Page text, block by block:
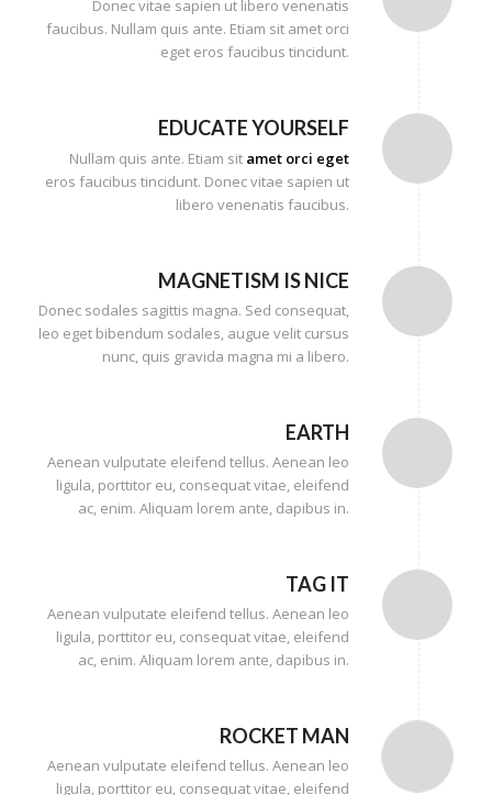
Donec vitae sapien ut libero venenatis
faucibus. Nullam quis ante. Etiam sit amet orci
eget eros faucibus tincidunt.
EDUCATE YOURSELF
Nullam quis ante. Etiam sit amet orci eget
eros faucibus tincidunt. Donec vitae sapien ut
libero venenatis faucibus.
MAGNETISM IS NICE
Donec sodales sagittis magna. Sed consequat,
leo eget bibendum sodales, augue velit cursus
nunc, quis gravida magna mi a libero.
EARTH
Aenean vulputate eleifend tellus. Aenean leo
ligula, porttitor eu, consequat vitae, eleifend
ac, enim. Aliquam lorem ante, dapibus in.
TAG IT
Aenean vulputate eleifend tellus. Aenean leo
ligula, porttitor eu, consequat vitae, eleifend
ac, enim. Aliquam lorem ante, dapibus in.
ROCKET MAN
Aenean vulputate eleifend tellus. Aenean leo
ligula, porttitor eu, consequat vitae, eleifend